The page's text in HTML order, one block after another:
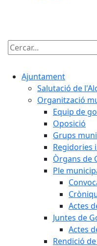
Cercar:
Ajuntament
Salutació de
Organització
Equip de
Oposició
Grups
Regidories
Òrgans de
Ple
Actes
Juntes de
Actes
Rendició